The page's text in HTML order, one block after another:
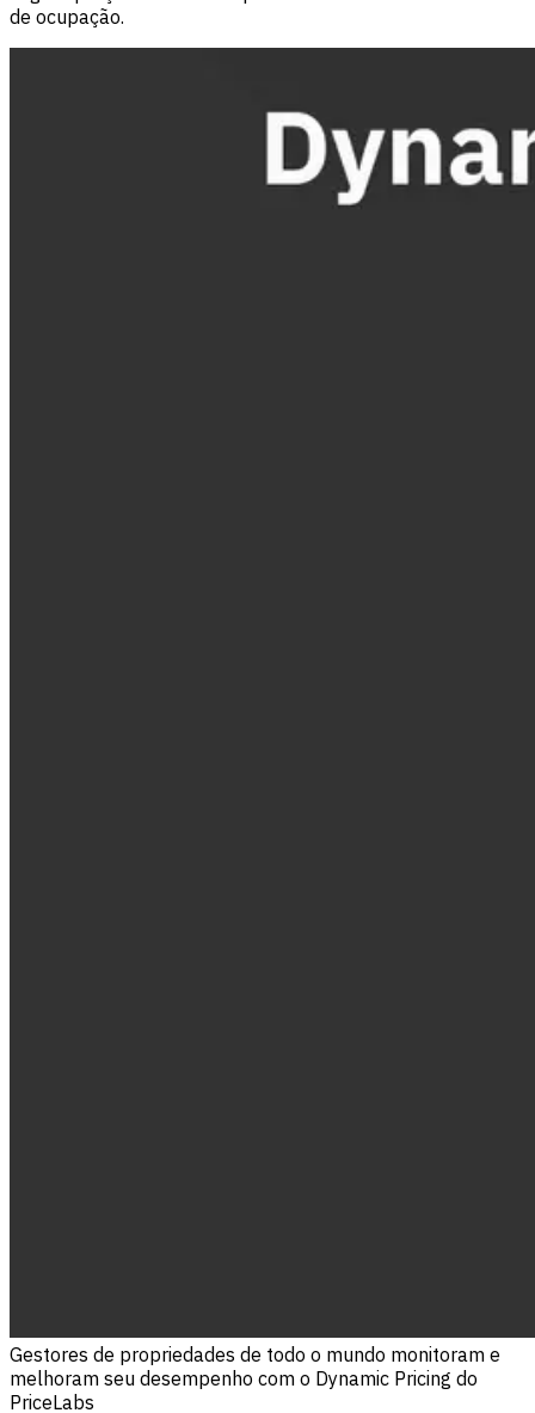
de ocupação.
Gestores de propriedades de todo o mundo monitoram e
melhoram seu desempenho com o Dynamic Pricing do
PriceLabs